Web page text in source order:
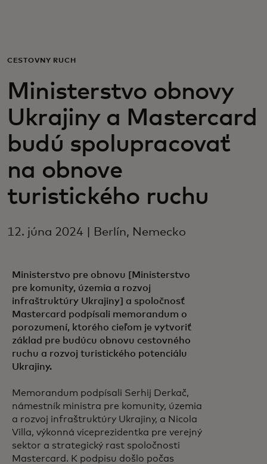
Pre firmy
Pre svet
Pre inovátorov
Novinky a trendy
CESTOVNÝ RUCH
Ministerstvo obnovy
Ukrajiny a Mastercard
budú spolupracovať
na obnove
turistického ruchu
12. júna 2024 | Berlín, Nemecko
Ministerstvo pre obnovu [Ministerstvo
pre komunity, územia a rozvoj
infraštruktúry Ukrajiny] a spoločnosť
Mastercard podpísali memorandum o
porozumení, ktorého cieľom je vytvoriť
základ pre budúcu obnovu cestovného
ruchu a rozvoj turistického potenciálu
Ukrajiny.
Memorandum podpísali Serhij Derkač,
námestník ministra pre komunity, územia
a rozvoj infraštruktúry Ukrajiny, a Nicola
Villa, výkonná viceprezidentka pre verejný
sektor a strategický rast spoločnosti
Mastercard. K podpisu došlo počas